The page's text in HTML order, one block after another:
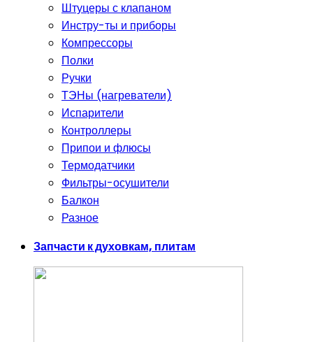
Штуцеры с клапаном
Инстру-ты и приборы
Компрессоры
Полки
Ручки
ТЭНы (нагреватели)
Испарители
Контроллеры
Припои и флюсы
Термодатчики
Фильтры-осушители
Балкон
Разное
Запчасти к духовкам, плитам